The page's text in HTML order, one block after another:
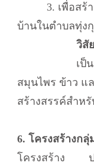
3. เพื่อสร้าง
บ้านในตำบลทุ่ง
วิสั
เป็นแหล่งเ
สมุนไพร ข้าว แ
สร้างสรรค์สำห
6. โครงสร้างก
โครง